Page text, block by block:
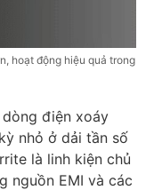
hoạt động hiệu quả trong
điện xoáy
nhỏ ở dải tần số
là linh kiện chủ
nguồn EMI và các